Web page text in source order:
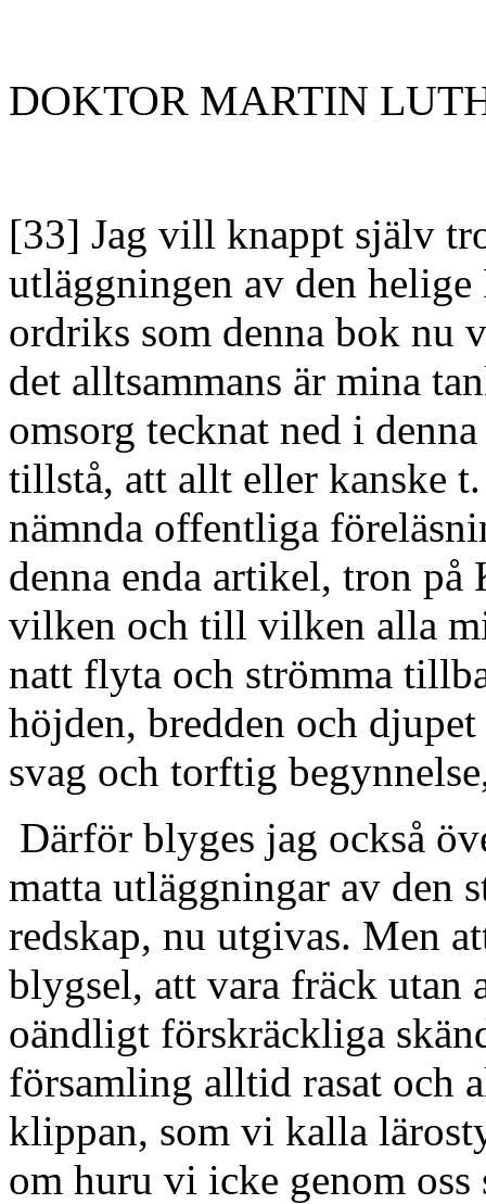
DOKTOR MARTIN
[33] Jag vill knappt själv
utläggningen av den
ordriks som denna bok nu
det alltsammans är mina
omsorg tecknat ned i
tillstå, att allt eller kanske
nämnda offentliga
denna enda artikel, tron
vilken och till vilken alla
natt flyta och strömma
höjden, bredden och
svag och torftig
Därför blyges jag också
matta utläggningar av den
redskap, nu utgivas. Men
blygsel, att vara fräck
oändligt förskräckliga
församling alltid rasat och
klippan, som vi kalla
om huru vi icke genom